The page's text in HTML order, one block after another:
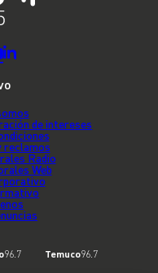
de intereses
reclamos
Radio
Web
96.7 Temuco96.7